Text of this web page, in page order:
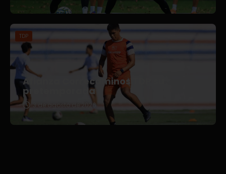
TDP
Afianza Correcaminos TDP su
pretemporada
3 de agosto de 2026